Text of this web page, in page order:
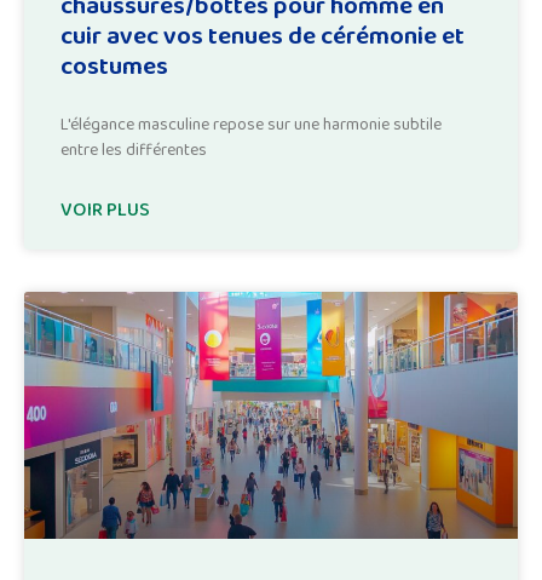
cuir avec vos tenues de cérémonie et
costumes
L'élégance masculine repose sur une harmonie subtile
entre les différentes
VOIR PLUS